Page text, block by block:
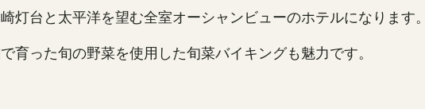
灯台と太平洋を望む全室オーシャンビューのホテルになります
育った旬の野菜を使用した旬菜バイキングも魅力です。